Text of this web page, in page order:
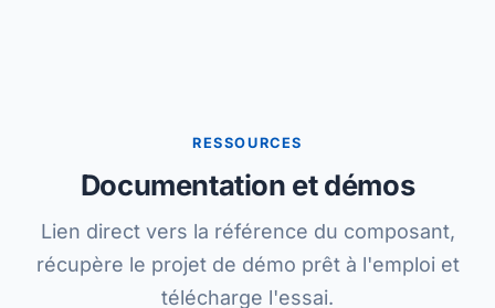
RESSOURCES
Documentation et démos
Lien direct vers la référence du composant,
récupère le projet de démo prêt à l'emploi et
télécharge l'essai.